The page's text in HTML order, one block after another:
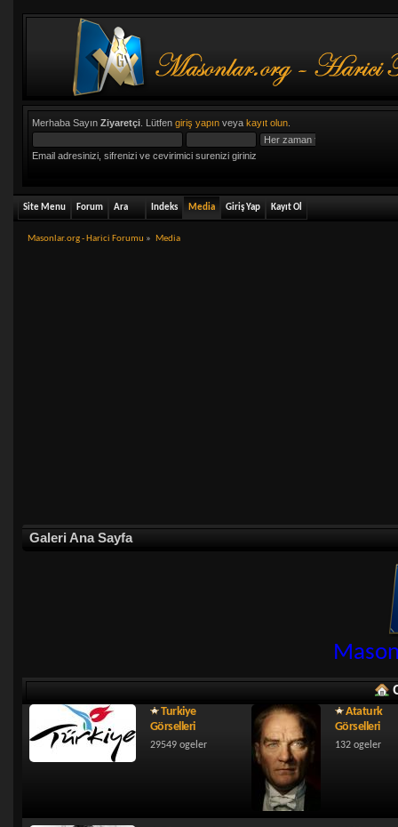
Merhaba Sayın Ziyaretçi. Lütfen giriş yapınveya kayıt olun.
Email adresinizi, sifrenizi ve cevirimici surenizi giriniz
Site Menu Forum Ara Indeks Media Giriş Yap Kayıt Ol
Masonlar.org - Harici Forumu » Media
Galeri Ana Sayfa
Turkiye
Görselleri
29549 ogeler
Ataturk
Görselleri
132 ogeler